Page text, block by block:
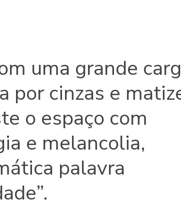
uma grande
por cinzas e
o espaço com
e melancolia,
palavra